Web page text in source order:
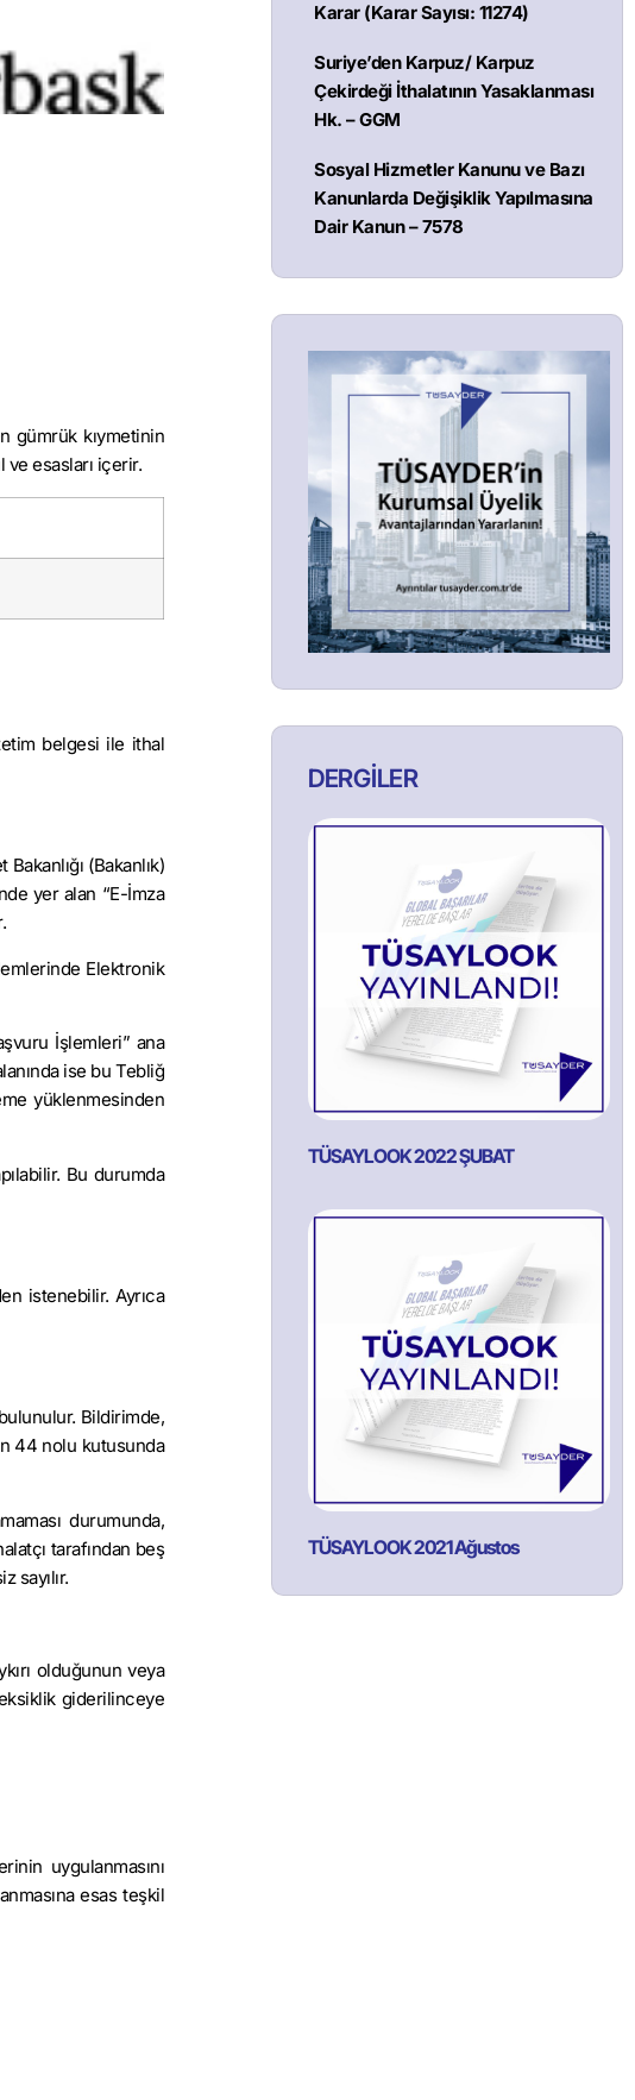
gümrük kıymetinin
ve esasları içerir.
belgesi ile ithal
(Bakanlık)
yer alan “E-İmza
Elektronik
İşlemleri” ana
ise bu Tebliğ
yüklenmesinden
Bu durumda
istenebilir. Ayrıca
Bildirimde,
44 nolu kutusunda
durumunda,
tarafından beş
sayılır.
olduğunun veya
giderilinceye
uygulanmasını
esas teşkil
Karar (Karar Sayısı: 11274)
Suriye’den Karpuz/ Karpuz
Çekirdeği İthalatının Yasaklanması
Hk. – GGM
Sosyal Hizmetler Kanunu ve Bazı
Kanunlarda Değişiklik Yapılmasına
Dair Kanun – 7578
DERGİLER
TÜSAYLOOK 2022 ŞUBAT
TÜSAYLOOK 2021 Ağustos